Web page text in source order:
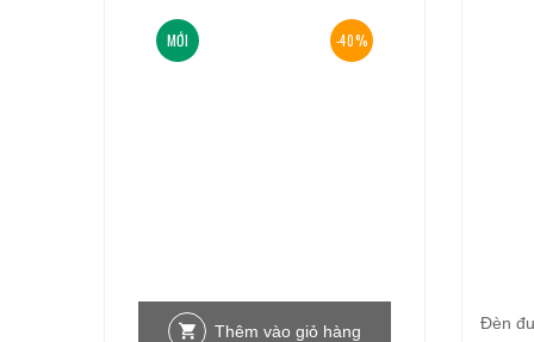
Đèn
-40%
MỚI
Thêm vào giỏ hàng